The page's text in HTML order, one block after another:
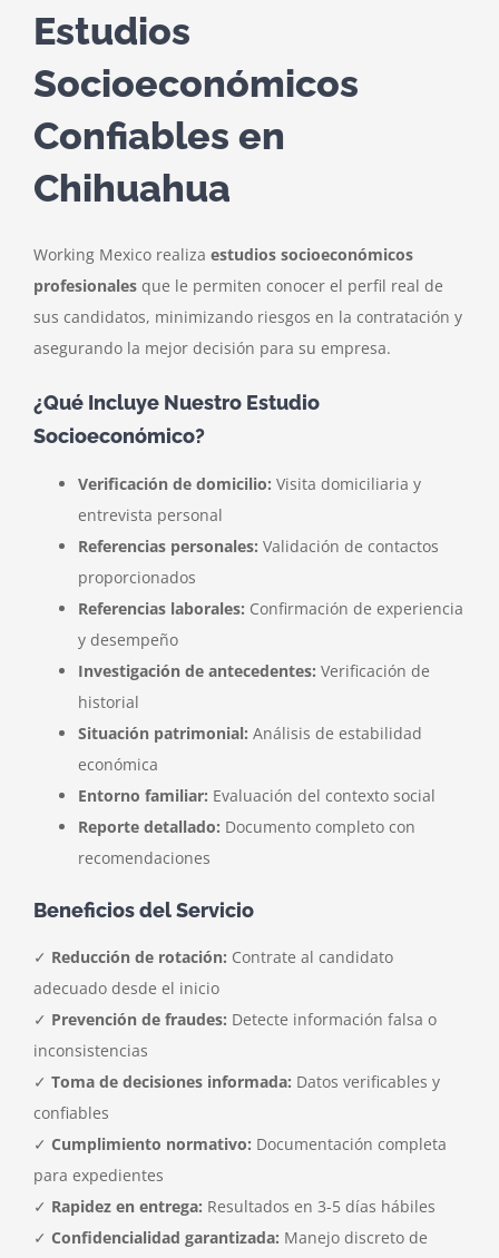
Estudios
Socioeconómicos
Confiables en
Chihuahua
Working Mexico realiza estudios socioeconómicos
profesionales que le permiten conocer el perfil real de
sus candidatos, minimizando riesgos en la contratación y
asegurando la mejor decisión para su empresa.
¿Qué Incluye Nuestro Estudio
Socioeconómico?
Verificación de domicilio: Visita domiciliaria y
entrevista personal
Referencias personales: Validación de contactos
proporcionados
Referencias laborales: Confirmación de experiencia
y desempeño
Investigación de antecedentes: Verificación de
historial
Situación patrimonial: Análisis de estabilidad
económica
Entorno familiar: Evaluación del contexto social
Reporte detallado: Documento completo con
recomendaciones
Beneficios del Servicio
✓ Reducción de rotación: Contrate al candidato
adecuado desde el inicio
✓ Prevención de fraudes: Detecte información falsa o
inconsistencias
✓ Toma de decisiones informada: Datos verificables y
confiables
✓ Cumplimiento normativo: Documentación completa
para expedientes
✓ Rapidez en entrega: Resultados en 3-5 días hábiles
✓ Confidencialidad garantizada: Manejo discreto de